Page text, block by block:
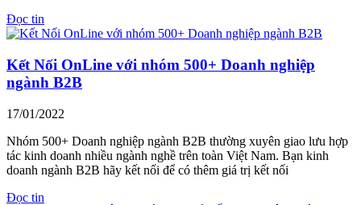
Đọc tin
Kết Nối OnLine với nhóm 500+ Doanh nghiệp
ngành B2B
17/01/2022
Nhóm 500+ Doanh nghiệp ngành B2B thường xuyên giao lưu hợp
tác kinh doanh nhiều ngành nghề trên toàn Việt Nam. Bạn kinh
doanh ngành B2B hãy kết nối để có thêm giá trị kết nối
Đọc tin